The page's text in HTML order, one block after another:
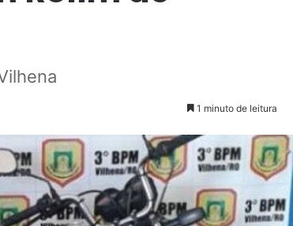
1 minuto de leitura